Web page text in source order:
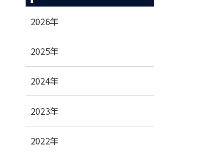
2026年
2025年
2024年
2023年
2022年